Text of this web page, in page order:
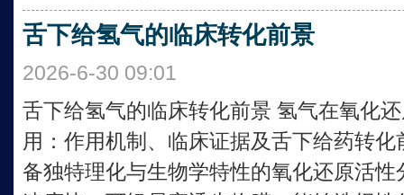
舌下给氢气的临床转化前景
2026-6-30 09:01
舌下给氢气的临床转化前景 氢气在氧化
用：作用机制、临床证据及舌下给药转
备独特理化与生物学特性的氧化还原活